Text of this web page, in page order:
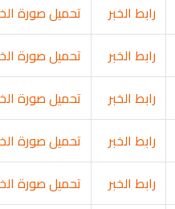
رابط الخبر تحميل صورة
رابط الخبر تحميل صورة
رابط الخبر تحميل صورة
رابط الخبر تحميل صورة
رابط الخبر تحميل صورة